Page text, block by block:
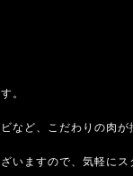
。
など、こだわりの肉が
いますので、気軽にス